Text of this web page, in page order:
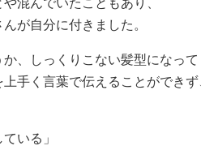
が自分に付きました。
、しっくりこない髪型になって
手く言葉で伝えることができず
いる」